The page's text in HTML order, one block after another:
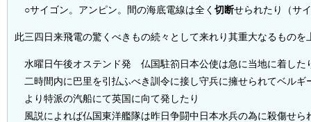
○サイゴン。アンピン。間の海底電線は全く切断せられたり（サ
此三四日来飛電の驚くべきもの続々として来れり其重大なるものを
水曜日午後オステンド発 仏国駐箚日本公使は急に当地に着し
二時間内に巴里を引払ふべき訓令に接し守兵に擁せられてベルギ
より特派の汽船にて英国に向て発したり
風説によれば仏国東洋艦隊は昨日争闘中日本水兵の為に殺傷せら